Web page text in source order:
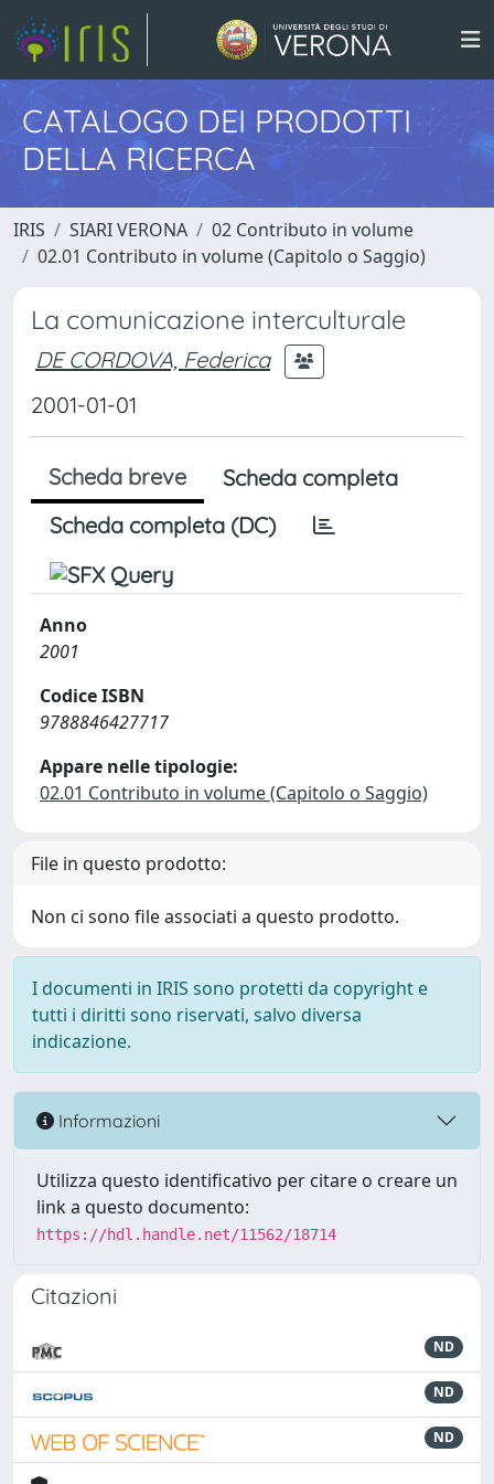
CATALOGO DEI PRODOTTI
DELLA RICERCA
IRIS SIARI VERONA
02 Contributo in volume
02.01 Contributo in volume (Capitolo o Saggio)
La comunicazione interculturale
DE CORDOVA, Federica
2001-01-01
Scheda breve
Scheda completa
Scheda completa (DC)
Anno
2001
Codice ISBN
9788846427717
Appare nelle tipologie:
02.01 Contributo in volume (Capitolo o Saggio)
File in questo prodotto:
Non ci sono file associati a questo prodotto.
I documenti in IRIS sono protetti da copyright e
tutti i diritti sono riservati, salvo diversa
indicazione.
Informazioni
Utilizza questo identificativo per citare o creare un
link a questo documento:
https://hdl.handle.net/11562/18714
Citazioni
ND
ND
ND